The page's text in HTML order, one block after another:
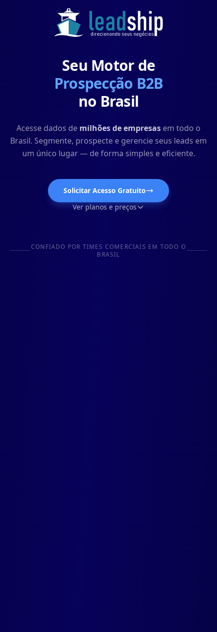
Seu Motor de
Prospecção B2B
no Brasil
Acesse dados de milhões de empresas em todo o
Brasil. Segmente, prospecte e gerencie seus leads em
um único lugar — de forma simples e eficiente.
Solicitar Acesso Gratuito
Ver planos e preços
CONFIADO POR TIMES COMERCIAIS EM TODO O
BRASIL